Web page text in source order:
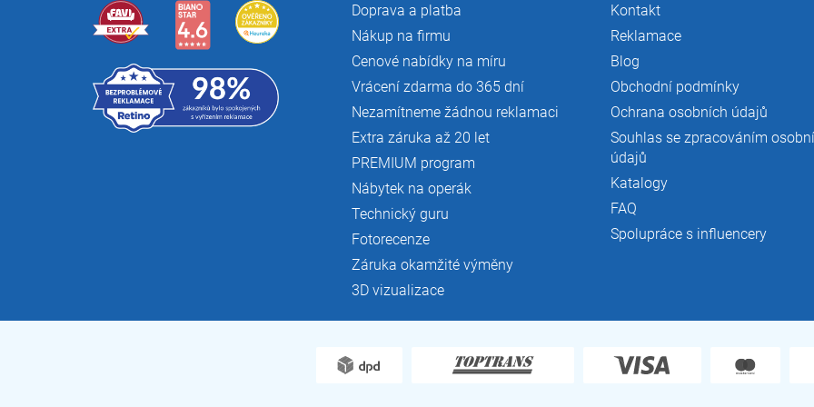
Doprava a platba
Nákup na firmu
Cenové nabídky na míru
Vrácení zdarma do 365 dní
Nezamítneme žádnou reklamaci
Extra záruka až 20 let
PREMIUM program
Nábytek na operák
Technický guru
Fotorecenze
Záruka okamžité výměny
3D vizualizace
Kontakt
Reklamace
Blog
Obchodní podmínky
Ochrana osobních údajů
Souhlas se zpracováním
údajů
Katalogy
FAQ
Spolupráce s influencery